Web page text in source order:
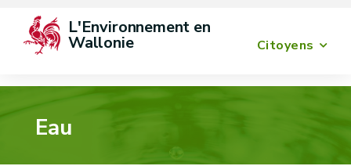
Citoyens
L'Environnement en
Wallonie
Eau